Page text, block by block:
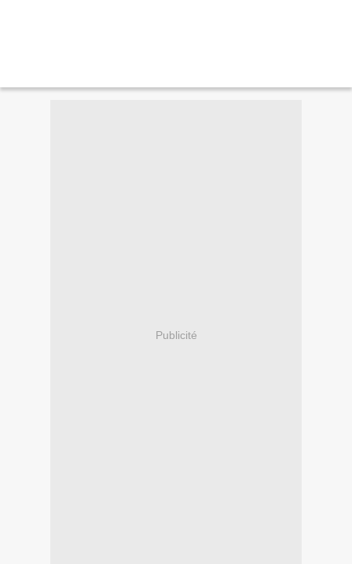
Publicité